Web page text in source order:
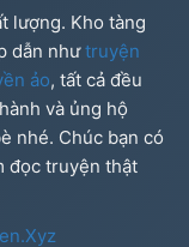
lượng. Kho tàng
dẫn nhưtruyện
ảo, tất cả đều
và ủng hộ
nhé. Chúc bạn có
đọc truyện thật